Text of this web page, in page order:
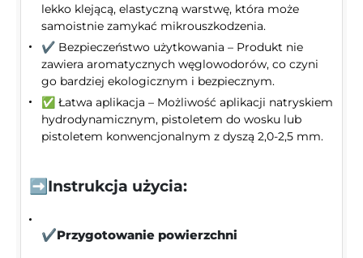
lekko klejącą, elastyczną warstwę, która może
samoistnie zamykać mikrouszkodzenia.
✔️ Bezpieczeństwo użytkowania – Produkt nie
zawiera aromatycznych węglowodorów, co czyni
go bardziej ekologicznym i bezpiecznym.
✅ Łatwa aplikacja – Możliwość aplikacji natryskiem
hydrodynamicznym, pistoletem do wosku lub
pistoletem konwencjonalnym z dyszą 2,0-2,5 mm.
➡️Instrukcja użycia:
✔️Przygotowanie powierzchni